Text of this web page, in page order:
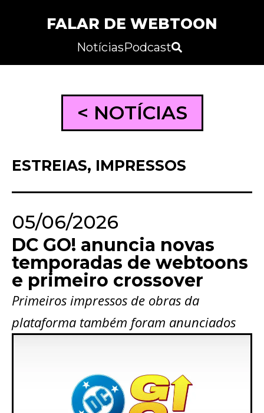
FALAR DE WEBTOON
NotíciasPodcast
< NOTÍCIAS
ESTREIAS, IMPRESSOS
05/06/2026
DC GO! anuncia novas
temporadas de webtoons
e primeiro crossover
Primeiros impressos de obras da
plataforma também foram anunciados